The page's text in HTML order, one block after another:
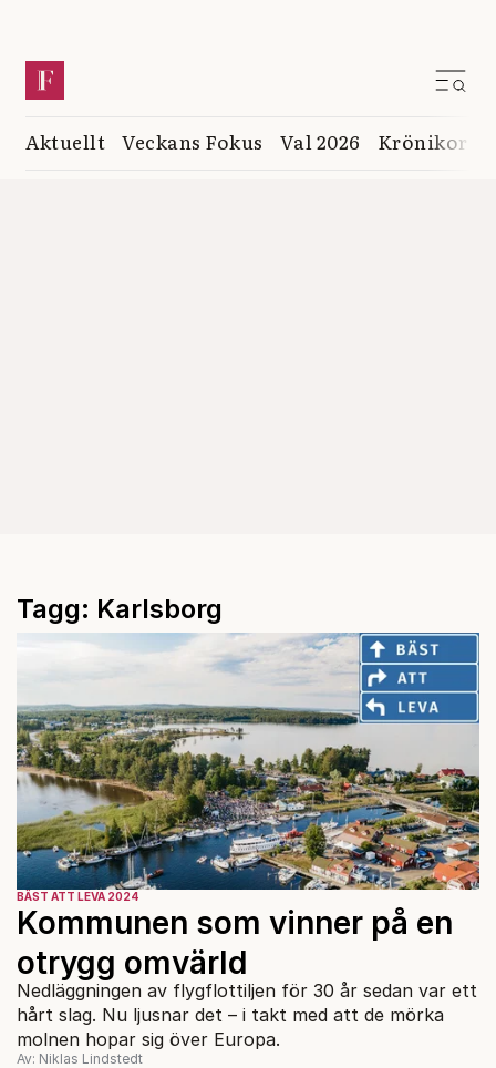
Aktuellt Veckans Fokus Val 2026 Krönikor
Tagg: Karlsborg
BÄST ATT LEVA 2024
Kommunen som vinner på en
otrygg omvärld
Nedläggningen av flygflottiljen för 30 år sedan var ett
hårt slag. Nu ljusnar det – i takt med att de mörka
molnen hopar sig över Europa.
Av: Niklas Lindstedt